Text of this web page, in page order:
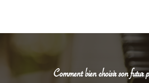
Comment bien choisir son futur